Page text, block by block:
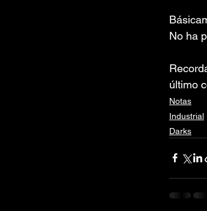
No ha
último
Notas
Industrial
Darks